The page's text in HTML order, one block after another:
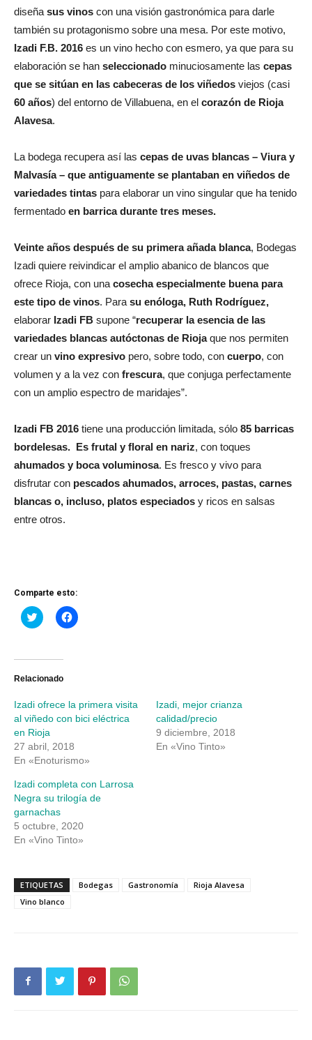
diseña sus vinos con una visión gastronómica para darle
también su protagonismo sobre una mesa. Por este motivo,
Izadi F.B. 2016 es un vino hecho con esmero, ya que para su
elaboración se han seleccionado minuciosamente las cepas
que se sitúan en las cabeceras de los viñedos viejos (casi
60 años) del entorno de Villabuena, en el corazón de Rioja
Alavesa.
La bodega recupera así las cepas de uvas blancas – Viura y
Malvasía – que antiguamente se plantaban en viñedos de
variedades tintas para elaborar un vino singular que ha tenido
fermentado en barrica durante tres meses.
Veinte años después de su primera añada blanca, Bodegas
Izadi quiere reivindicar el amplio abanico de blancos que
ofrece Rioja, con una cosecha especialmente buena para
este tipo de vinos. Para su enóloga, Ruth Rodríguez,
elaborar Izadi FB supone “recuperar la esencia de las
variedades blancas autóctonas de Riojaque nos permiten
crear un vino expresivo pero, sobre todo, con cuerpo, con
volumen y a la vez con frescura, que conjuga perfectamente
con un amplio espectro de maridajes”.
Izadi FB 2016 tiene una producción limitada, sólo 85 barricas
bordelesas. Es frutal y floral en nariz, con toques
ahumados y boca voluminosa. Es fresco y vivo para
disfrutar con pescados ahumados, arroces, pastas, carnes
blancas o, incluso, platos especiados y ricos en salsas
entre otros.
Comparte esto:
Haz
clic
Twitter
abre
ventana
nueva)
Haz
clic
ventana
nueva)
Relacionado
Izadi ofrece la primera visita
al viñedo con bici eléctrica
en Rioja
27 abril, 2018
En «Enoturismo»
Izadi, mejor crianza
calidad/precio
9 diciembre, 2018
En «Vino Tinto»
Izadi completa con Larrosa
Negra su trilogía de
garnachas
5 octubre, 2020
En «Vino Tinto»
ETIQUETAS Bodegas Gastronomía
Rioja Alavesa
Vino blanco